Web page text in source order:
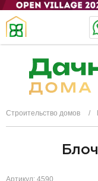
Строительство домов